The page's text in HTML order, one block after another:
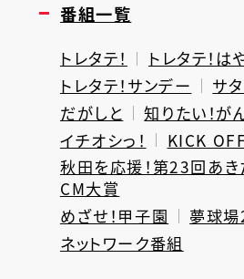
番組一覧
トレタテ！
トレタテ！は
トレタテ！サンデー
サ
だがしと
知りたい！が
イチオシっ！
KICK
秋田を応援！第23回あき
CM大賞
めざせ！甲子園
夢球
ネットワーク番組